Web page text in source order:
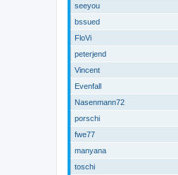
seeyou
bssued
FloVi
peterjend
Vincent
Evenfall
Nasenmann72
porschi
fwe77
manyana
toschi